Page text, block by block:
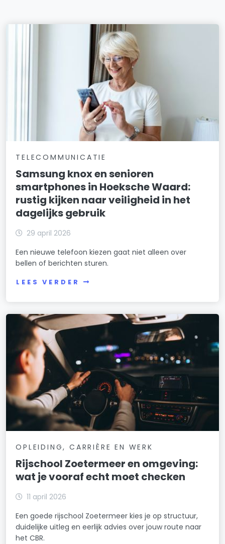
TELECOMMUNICATIE
Samsung knox en senioren
smartphones in Hoeksche Waard:
rustig kijken naar veiligheid in het
dagelijks gebruik
29 april 2026
Een nieuwe telefoon kiezen gaat niet alleen over
bellen of berichten sturen.
LEES VERDER
OPLEIDING, CARRIÈRE EN WERK
Rijschool Zoetermeer en omgeving:
wat je vooraf echt moet checken
11 april 2026
Een goede rijschool Zoetermeer kies je op structuur,
duidelijke uitleg en eerlijk advies over jouw route naar
het CBR.